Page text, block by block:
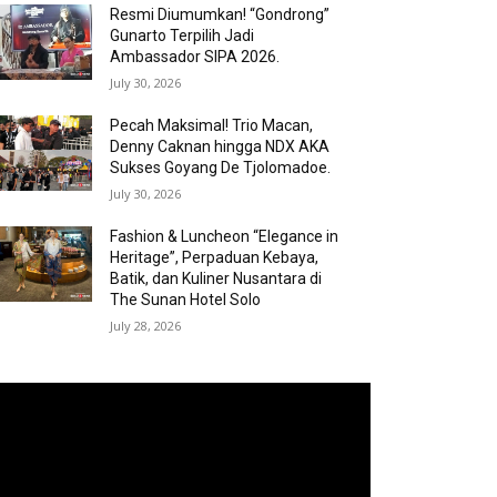
Resmi Diumumkan! “Gondrong”
Gunarto Terpilih Jadi
Ambassador SIPA 2026.
July 30, 2026
Pecah Maksimal! Trio Macan,
Denny Caknan hingga NDX AKA
Sukses Goyang De Tjolomadoe.
July 30, 2026
Fashion & Luncheon “Elegance in
Heritage”, Perpaduan Kebaya,
Batik, dan Kuliner Nusantara di
The Sunan Hotel Solo
July 28, 2026